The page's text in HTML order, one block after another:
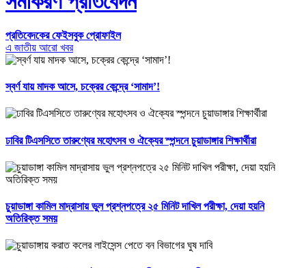
প্রতিবেদকের ফেইসবুক প্রোফাইল
এ জাতীয় আরো খবর
স্বর্ণ যায় মাদক আসে, চক্রের কেন্দ্রে ‘সামাদ’!
ঢাবির টিএসসিতে তারুণ্যের মহোৎসব ও ঐক্যের স্পন্দনে চুয়াডাঙ্গার শিক্ষার্থীরা
চুয়াডাঙ্গা কামিল মাদ্রাসায় ভুল প্রশ্নপত্রে ২৫ মিনিট দাখিল পরীক্ষা, দেয়া হয়নি
অতিরিক্ত সময়